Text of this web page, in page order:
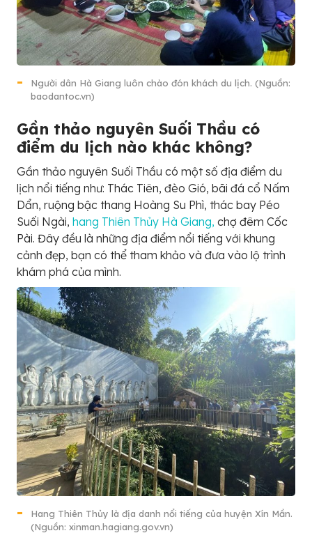
Người dân Hà Giang luôn chào đón khách du lịch. (Nguồn:
baodantoc.vn)
Gần thảo nguyên Suối Thầu có
điểm du lịch nào khác không?
Gần thảo nguyên Suối Thầu có một số địa điểm du
lịch nổi tiếng như: Thác Tiên, đèo Gió, bãi đá cổ Nấm
Dẩn, ruộng bậc thang Hoàng Su Phì, thác bay Péo
Suối Ngài, hang Thiên Thủy Hà Giang, chợ đêm Cốc
Pài. Đây đều là những địa điểm nổi tiếng với khung
cảnh đẹp, bạn có thể tham khảo và đưa vào lộ trình
khám phá của mình.
Hang Thiên Thủy là địa danh nổi tiếng của huyện Xín Mần.
(Nguồn: xinman.hagiang.gov.vn)